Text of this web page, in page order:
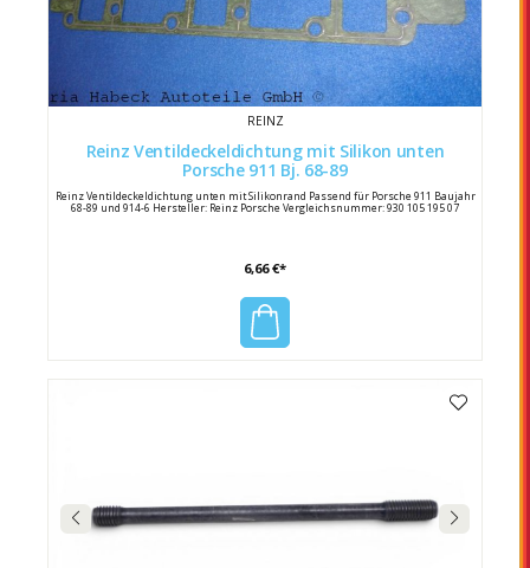
REINZ
Reinz Ventildeckeldichtung mit Silikon unten
Porsche 911 Bj. 68-89
Reinz Ventildeckeldichtung unten mit Silikonrand Passend für Porsche 911 Baujahr
68-89 und 914-6 Hersteller: Reinz Porsche Vergleichsnummer: 930 105 195 07
6,66 €*